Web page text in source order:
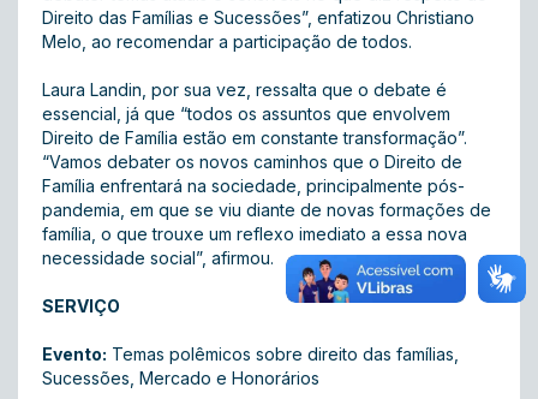
Direito das Famílias e Sucessões”, enfatizou Christiano
Melo, ao recomendar a participação de todos.
Laura Landin, por sua vez, ressalta que o debate é
essencial, já que “todos os assuntos que envolvem
Direito de Família estão em constante transformação”.
“Vamos debater os novos caminhos que o Direito de
Família enfrentará na sociedade, principalmente pós-
pandemia, em que se viu diante de novas formações de
família, o que trouxe um reflexo imediato a essa nova
necessidade social”, afirmou.
SERVIÇO
Evento: Temas polêmicos sobre direito das famílias,
Sucessões, Mercado e Honorários